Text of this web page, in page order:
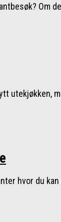
Om
utekjøkken,
hvor du kan